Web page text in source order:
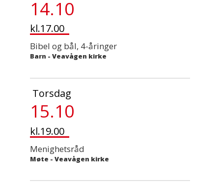
14.10
kl.17.00
Bibel og bål, 4-åringer
Barn - Veavågen kirke
Torsdag
15.10
kl.19.00
Menighetsråd
Møte - Veavågen kirke